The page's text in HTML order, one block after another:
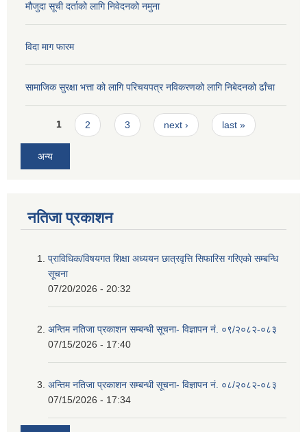
मौजुदा सूची दर्ताको लागि निवेदनको नमुना
विदा माग फारम
सामाजिक सुरक्षा भत्ता को लागि परिचयपत्र नविकरणको लागि निबेदनको ढाँचा
Pages
1 2 3 next › last »
अन्य
नतिजा प्रकाशन
प्राविधिक/विषयगत शिक्षा अध्ययन छात्रवृत्ति सिफारिस गरिएकाे सम्बन्धि
सूचना
07/20/2026 - 20:32
अन्तिम नतिजा प्रकाशन सम्बन्धी सूचना- विज्ञापन नं. ०९/२०८२-०८३
07/15/2026 - 17:40
अन्तिम नतिजा प्रकाशन सम्बन्धी सूचना- विज्ञापन नं. ०८/२०८२-०८३
07/15/2026 - 17:34